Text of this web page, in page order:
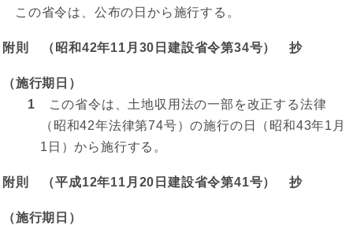
この省令は、公布の日から施行する。
附則 （昭和42年11月30日建設省令第34号） 抄
（施行期日）
1 この省令は、土地収用法の一部を改正する法律
（昭和42年法律第74号）の施行の日（昭和43年1月
1日）から施行する。
附則 （平成12年11月20日建設省令第41号） 抄
（施行期日）